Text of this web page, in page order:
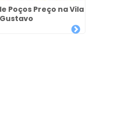
Poços Preço na Vila
Gustavo